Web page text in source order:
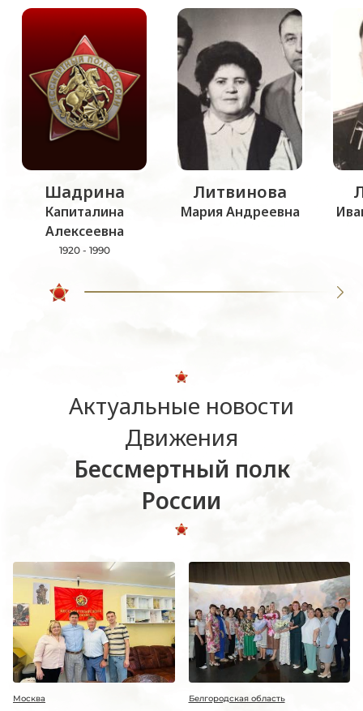
Шадрина
Капиталина
Алексеевна
1920 - 1990
Литвинова
Мария Андреевна
Актуальные новости
Движения
Бессмертный полк
России
Москва Белгородская область